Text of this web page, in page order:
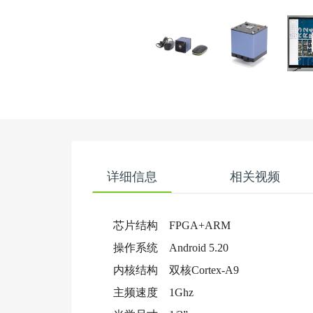
详细信息 相关视频
芯片结构 FPGA+ARM
操作系统 Android 5.20
内核结构 双核Cortex-A9
主频速度 1Ghz